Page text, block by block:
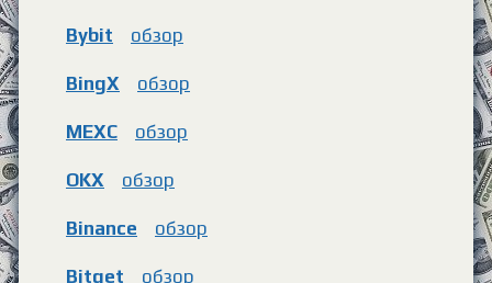
Bybit обзор
BingX обзор
MEXC обзор
OKX обзор
Binance обзор
Bitget обзор